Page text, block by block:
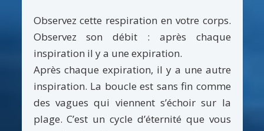
Observez cette respiration en votre corps.
Observez son débit : après chaque
inspiration il y a une expiration.
Après chaque expiration, il y a une autre
inspiration. La boucle est sans fin comme
des vagues qui viennent s’échoir sur la
plage. C’est un cycle d’éternité que vous